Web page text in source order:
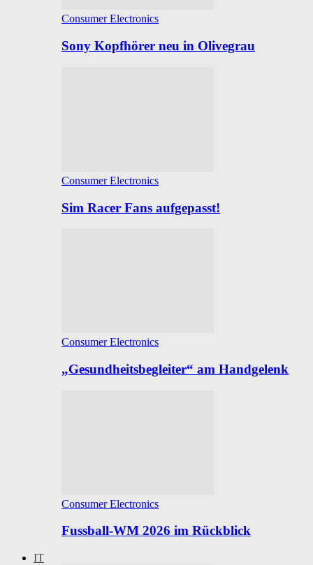
Consumer Electronics
Sony Kopfhörer neu in Olivegrau
Consumer Electronics
Sim Racer Fans aufgepasst!
Consumer Electronics
„Gesundheitsbegleiter“ am Handgelenk
Consumer Electronics
Fussball-WM 2026 im Rückblick
IT